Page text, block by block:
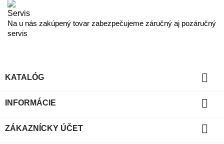
Servis
Na u nás zakúpený tovar zabezpečujeme záručný aj pozáručný
servis
KATALÓG 
INFORMÁCIE 
ZÁKAZNÍCKY ÚČET 